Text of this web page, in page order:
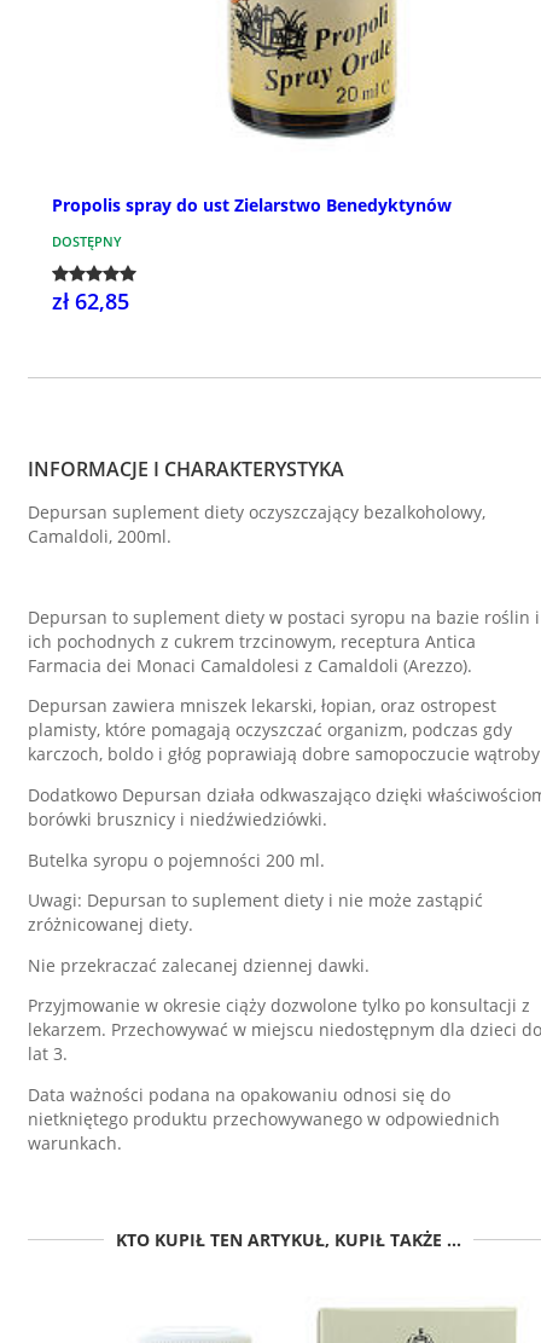
Propolis spray do ust Zielarstwo Benedyktynów
DOSTĘPNY
zł 62,85
INFORMACJE I CHARAKTERYSTYKA
Depursan suplement diety oczyszczający bezalkoholowy,
Camaldoli, 200ml.
Depursan to suplement diety w postaci syropu na bazie roślin i
ich pochodnych z cukrem trzcinowym, receptura Antica
Farmacia dei Monaci Camaldolesi z Camaldoli (Arezzo).
Depursan zawiera mniszek lekarski, łopian, oraz ostropest
plamisty, które pomagają oczyszczać organizm, podczas gdy
karczoch, boldo i głóg poprawiają dobre samopoczucie
Dodatkowo Depursan działa odkwaszająco dzięki
borówki brusznicy i niedźwiedziówki.
Butelka syropu o pojemności 200 ml.
Uwagi: Depursan to suplement diety i nie może zastąpić
zróżnicowanej diety.
Nie przekraczać zalecanej dziennej dawki.
Przyjmowanie w okresie ciąży dozwolone tylko po konsultacji z
lekarzem. Przechowywać w miejscu niedostępnym dla dzieci do
lat 3.
Data ważności podana na opakowaniu odnosi się do
nietkniętego produktu przechowywanego w odpowiednich
warunkach.
KTO KUPIŁ TEN ARTYKUŁ, KUPIŁ TAKŻE ...